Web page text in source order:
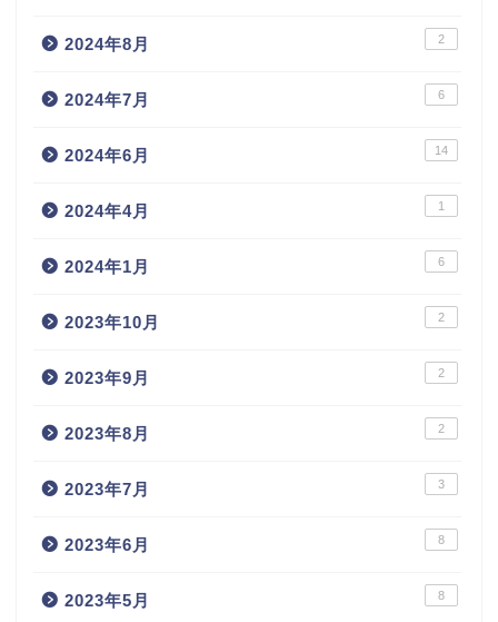
2024年8月 2
2024年7月 6
2024年6月 14
2024年4月 1
2024年1月 6
2023年10月 2
2023年9月 2
2023年8月 2
2023年7月 3
2023年6月 8
2023年5月 8